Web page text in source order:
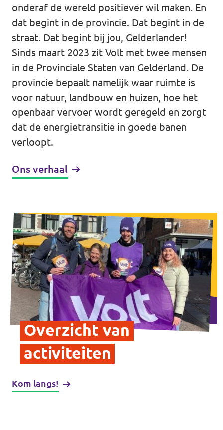
Volt Rheden
Volt Veluwe Noord
Volt Rivierenland
Volt Gelderland
Volt Nederland
↗️ Overzicht alle Nederlandse afdelingen
↗️ Over de grens Noordrijn-Westfalen
Vacature kandidaat-Statenlid
Agenda
Nieuwsbrieven →
Evenementen →
Vacatures →
onderaf de wereld positiever wil maken. En
dat begint in de provincie. Dat begint in de
straat. Dat begint bij jou, Gelderlander!
Sinds maart 2023 zit Volt met twee mensen
in de Provinciale Staten van Gelderland. De
provincie bepaalt namelijk waar ruimte is
voor natuur, landbouw en huizen, hoe het
openbaar vervoer wordt geregeld en zorgt
dat de energietransitie in goede banen
verloopt.
Ons verhaal
Overzicht van
activiteiten
Kom langs!